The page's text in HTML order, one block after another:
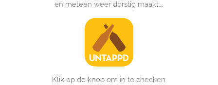
en meteen weer dorstig maakt….
Klik op de knop om in te checken